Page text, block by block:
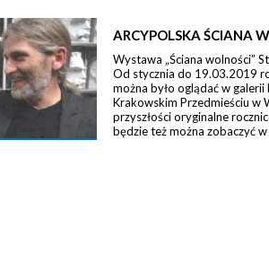
ARCYPOLSKA ŚCIANA
Wystawa „Ściana wolności”
Od stycznia do 19.03.2019
można było oglądać w
Krakowskim Przedmieściu w
przyszłości oryginalne
będzie też można zobaczyć